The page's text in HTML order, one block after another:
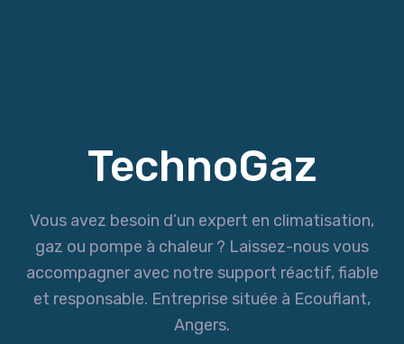
TechnoGaz
Vous avez besoin d’un expert en climatisation,
gaz ou pompe à chaleur ? Laissez-nous vous
accompagner avec notre support réactif, fiable
et responsable. Entreprise située à Ecouflant,
Angers.